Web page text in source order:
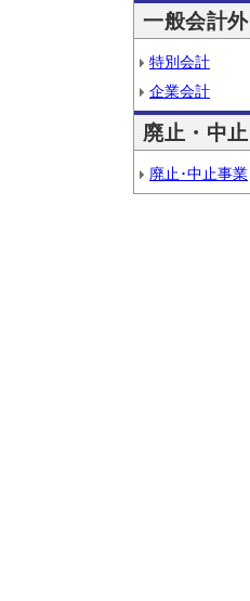
一般会計外
特別会計
企業会計
廃止・中止
廃止･中止事業